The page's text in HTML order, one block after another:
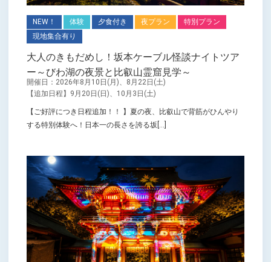
NEW！ 体験 夕食付き 夜プラン
特別プラン
現地集合有り
大人のきもだめし！坂本ケーブル怪談ナイトツア
ー～びわ湖の夜景と比叡山霊窟見学～
開催日：2026年8月10日(月)、8月22日(土)
【追加日程】9月20日(日)、10月3日(土)
【ご好評につき日程追加！！ 】夏の夜、比叡山で背筋がひんやり
する特別体験へ！日本一の長さを誇る坂[...]